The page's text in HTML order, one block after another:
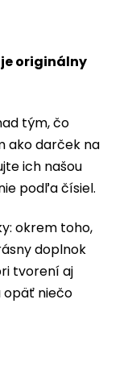
originálny
tým, čo
ako darček na
ich našou
podľa čísiel.
okrem toho,
doplnok
tvorení aj
opäť niečo